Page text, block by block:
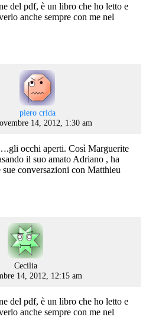
del pdf, è un libro che ho letto e
anche sempre con me nel
piero cridasays:
14, 2012, 1:30 am
occhi aperti. Così Marguerite
il suo amato Adriano , ha
conversazioni con Matthieu
Ceciliasays:
14, 2012, 12:15 am
del pdf, è un libro che ho letto e
anche sempre con me nel